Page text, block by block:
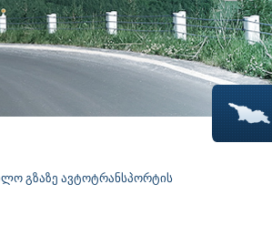
გზაზე ავტოტრანსპორტის